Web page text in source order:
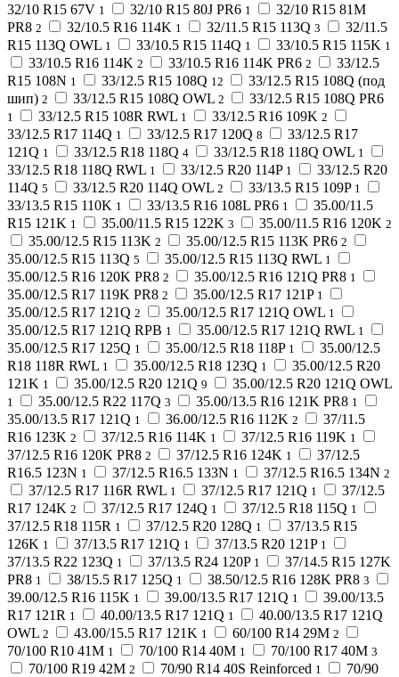
32/10 R15 67V 1 32/10 R15 80J PR6 1
32/10 R15 81M
PR8 2 32/10.5 R16 114K 1 32/11.5 R15 113Q 3
32/11.5
R15 113Q OWL 1 33/10.5 R15 114Q 1 33/10.5 R15 115K 1
33/10.5 R16 114K 2 33/10.5 R16 114K PR6 2
33/12.5
R15 108N 1 33/12.5 R15 108Q 12
33/12.5 R15 108Q (под
шип) 2 33/12.5 R15 108Q OWL 2 33/12.5 R15 108Q PR6
1 33/12.5 R15 108R RWL 1 33/12.5 R16 109K 2
33/12.5 R17 114Q 1 33/12.5 R17 120Q 8
33/12.5 R17
121Q 1 33/12.5 R18 118Q 4 33/12.5 R18 118Q OWL 1
33/12.5 R18 118Q RWL 1 33/12.5 R20 114P 1
33/12.5 R20
114Q 5 33/12.5 R20 114Q OWL 2 33/13.5 R15 109P 1
33/13.5 R15 110K 1 33/13.5 R16 108L PR6 1
35.00/11.5
R15 121K 1 35.00/11.5 R15 122K 3 35.00/11.5 R16 120K 2
35.00/12.5 R15 113K 2 35.00/12.5 R15 113K PR6 2
35.00/12.5 R15 113Q 5 35.00/12.5 R15 113Q RWL 1
35.00/12.5 R16 120K PR8 2 35.00/12.5 R16 121Q PR8 1
35.00/12.5 R17 119K PR8 2 35.00/12.5 R17 121P 1
35.00/12.5 R17 121Q 2 35.00/12.5 R17 121Q OWL 1
35.00/12.5 R17 121Q RPB 1 35.00/12.5 R17 121Q RWL 1
35.00/12.5 R17 125Q 1 35.00/12.5 R18 118P 1
35.00/12.5
R18 118R RWL 1 35.00/12.5 R18 123Q 1
35.00/12.5 R20
121K 1 35.00/12.5 R20 121Q 9 35.00/12.5 R20 121Q OWL
1 35.00/12.5 R22 117Q 3 35.00/13.5 R16 121K PR8 1
35.00/13.5 R17 121Q 1 36.00/12.5 R16 112K 2
37/11.5
R16 123K 2 37/12.5 R16 114K 1 37/12.5 R16 119K 1
37/12.5 R16 120K PR8 2 37/12.5 R16 124K 1
37/12.5
R16.5 123N 1 37/12.5 R16.5 133N 1 37/12.5 R16.5 134N 2
37/12.5 R17 116R RWL 1 37/12.5 R17 121Q 1
37/12.5
R17 124K 2 37/12.5 R17 124Q 1 37/12.5 R18 115Q 1
37/12.5 R18 115R 1 37/12.5 R20 128Q 1
37/13.5 R15
126K 1 37/13.5 R17 121Q 1 37/13.5 R20 121P 1
37/13.5 R22 123Q 1 37/13.5 R24 120P 1
37/14.5 R15 127K
PR8 1 38/15.5 R17 125Q 1 38.50/12.5 R16 128K PR8 3
39.00/12.5 R16 115K 1 39.00/13.5 R17 121Q 1
39.00/13.5
R17 121R 1 40.00/13.5 R17 121Q 1
40.00/13.5 R17 121Q
OWL 2 43.00/15.5 R17 121K 1 60/100 R14 29M 2
70/100 R10 41M 1 70/100 R14 40M 1 70/100 R17 40M 3
70/100 R19 42M 2 70/90 R14 40S Reinforced 1
70/90